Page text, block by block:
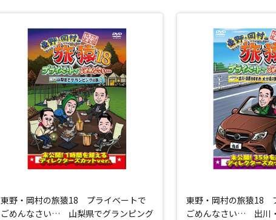
東野・岡村の旅猿18 プライベートで
ごめんなさい… 山梨県でグランピング
東野・岡村の旅猿18
ごめんなさい… 出川